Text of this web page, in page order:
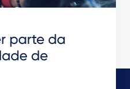
parte da
de